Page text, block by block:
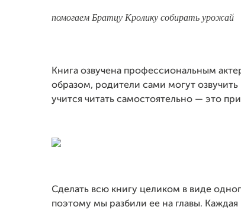
помогаем Братцу Кролику собирать урожай
Книга озвучена профессиональным
образом, родители сами могут озвучить
учится читать самостоятельно — это
Сделать всю книгу целиком в виде
поэтому мы разбили ее на главы.